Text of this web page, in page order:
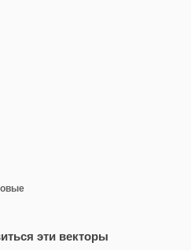
эти векторы